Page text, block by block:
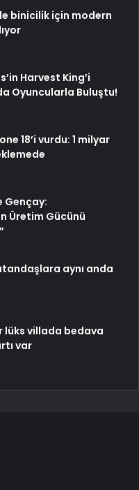
binicilik için modern
Harvest King’i
Oyuncularla Buluştu!
18’i vurdu: 1 milyar
Gençay:
Üretim Gücünü
aynı anda
lüks villada bedava
var